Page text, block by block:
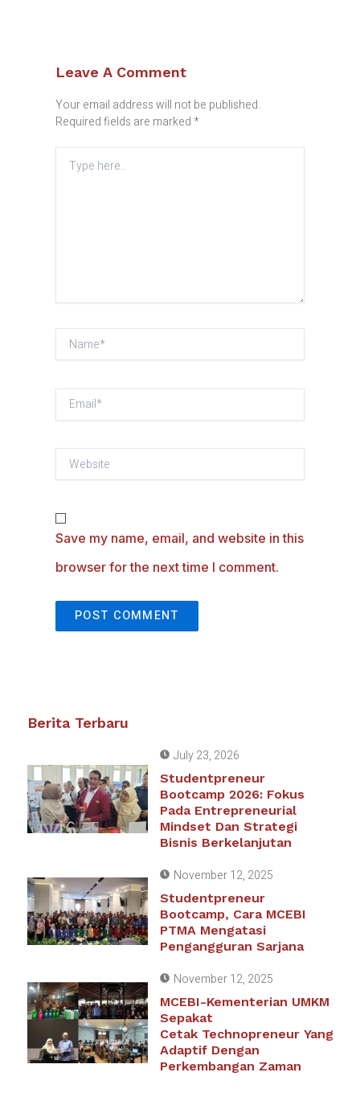
Leave A Comment
Your email address will not be published.
Required fields are marked*
Type
Name*
Email*
Website
Save my name, email, and website in this
browser for the next time I comment.
Berita Terbaru
July 23, 2026
Studentpreneur
Bootcamp 2026: Fokus
Pada Entrepreneurial
Mindset Dan Strategi
Bisnis Berkelanjutan
November 12, 2025
Studentpreneur
Bootcamp, Cara MCEBI
PTMA Mengatasi
Pengangguran Sarjana
November 12, 2025
MCEBI-Kementerian UMKM
Sepakat
Cetak Technopreneur Yang
Adaptif Dengan
Perkembangan Zaman